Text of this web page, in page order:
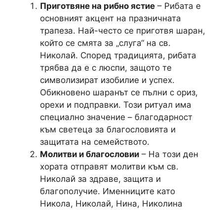
Приготвяне на рибно ястие – Рибата е
основният акцент на празничната
трапеза. Най-често се приготвя шаран,
който се смята за „слуга“ на св.
Николай. Според традицията, рибата
трябва да е с люспи, защото те
символизират изобилие и успех.
Обикновено шаранът се пълни с ориз,
орехи и подправки. Този ритуал има
специално значение – благодарност
към светеца за благословията и
защитата на семейството.
Молитви и благословии – На този ден
хората отправят молитви към св.
Николай за здраве, защита и
благополучие. Именниците като
Никола, Николай, Нина, Николина